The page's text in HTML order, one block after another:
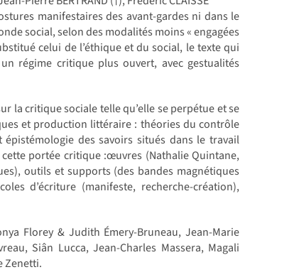
manifestaires des avant-gardes ni dans le
social, selon des modalités moins « engagées
celui de l’éthique et du social, le texte qui
régime critique plus ouvert, avec gestualités
la critique sociale telle qu’elle se perpétue et se
et production littéraire : théories du contrôle
des savoirs situés dans le travail
cette portée critique :œuvres (Nathalie Quintane,
outils et supports (des bandes magnétiques
d’écriture (manifeste, recherche-création),
Florey & Judith Émery-Bruneau, Jean-Marie
Siân Lucca, Jean-Charles Massera, Magali
Zenetti.